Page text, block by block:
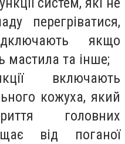
перегріватися,
якщо
мастила та інше;
включають
кожуха, який
головних
від поганої